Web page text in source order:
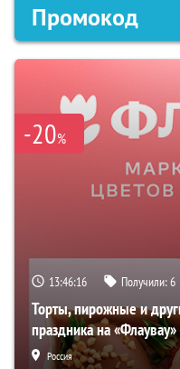
Промокод
-20%
13:46:15 Получили:6
Торты, пирожные и
праздника на «Флаувау»
Россия